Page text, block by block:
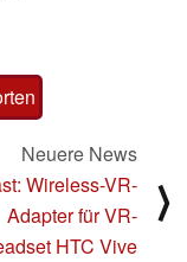
Neuere News
Wireless-VR-
Adapter für VR-
HTC Vive
⟩